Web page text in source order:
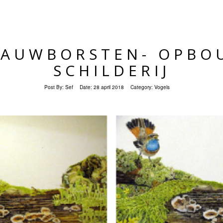
SCHILDERIJ
Post By: Sef Date: 28 april 2018 Category: Vogels